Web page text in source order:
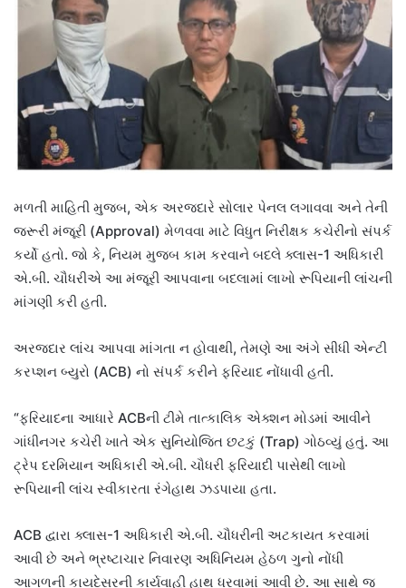
મળતી માહિતી મુજબ, એક અરજદારે સોલાર પેનલ લગાવવા અને તેની
જરૂરી મંજૂરી (Approval) મેળવવા માટે વિધુત નિરીક્ષક કચેરીનો સંપર્ક
કર્યો હતો. જો કે, નિયમ મુજબ કામ કરવાને બદલે ક્લાસ-1 અધિકારી
એ.બી. ચૌધરીએ આ મંજૂરી આપવાના બદલામાં લાખો રૂપિયાની લાંચની
માંગણી કરી હતી.
અરજદાર લાંચ આપવા માંગતા ન હોવાથી, તેમણે આ અંગે સીધી એન્ટી
કરપ્શન બ્યુરો (ACB) નો સંપર્ક કરીને ફરિયાદ નોંધાવી હતી.
“ફરિયાદના આધારે ACBની ટીમે તાત્કાલિક એક્શન મોડમાં આવીને
ગાંધીનગર કચેરી ખાતે એક સુનિયોજિત છટકું (Trap) ગોઠવ્યું હતું. આ
ટ્રેપ દરમિયાન અધિકારી એ.બી. ચૌધરી ફરિયાદી પાસેથી લાખો
રૂપિયાની લાંચ સ્વીકારતા રંગેહાથ ઝડપાયા હતા.
ACB દ્વારા ક્લાસ-1 અધિકારી એ.બી. ચૌધરીની અટકાયત કરવામાં
આવી છે અને ભ્રષ્ટાચાર નિવારણ અધિનિયમ હેઠળ ગુનો નોંધી
આગળની કાયદેસરની કાર્યવાહી હાથ ધરવામાં આવી છે. આ સાથે જ